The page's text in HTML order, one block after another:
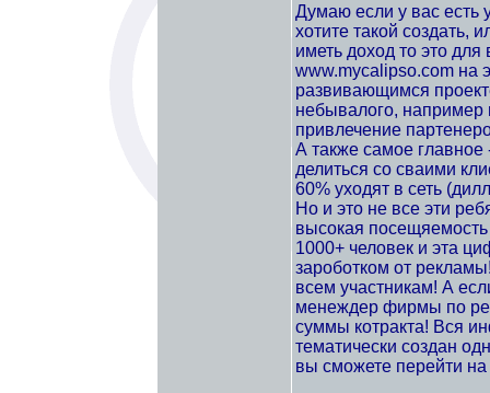
Думаю если у вас
хотите такой создать,
иметь доход то это для
www.mycalipso.com на
развивающимся
небывалого, например
привлечение
А также самое главное
делиться со сваими
60% уходят в сеть
Но и это не все эти
высокая посещяемость
1000+ человек и эта
зароботком от
всем участникам! А
менеждер фирмы по
суммы котракта! Вся
тематически создан
вы сможете перейти на